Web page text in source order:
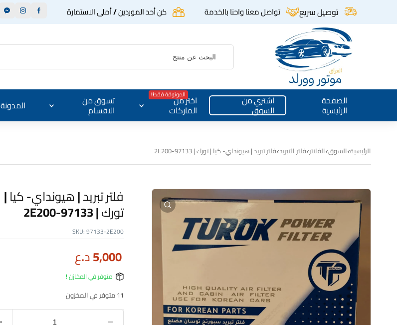
توصيل سريع تواصل معنا واحنا بالخدمة كن أحد الموردين / أملى الاستمارة
الصفحة
الرئيسية
اشتري من
السوق
اختر من
الماركات
الموثوقة فقط! تسوق من
الاقسام المدونة
الرئيسية السوق الفلاتر فلتر التبريد فلتر تبريد | هيونداي- كيا | تورك | 97133-2E200
فلتر تبريد | هيونداي- كيا |
تورك | 97133-2E200
SKU:97133-2E200
5,000د.ع
متوفر في المخازن !
11 متوفر في المخزون